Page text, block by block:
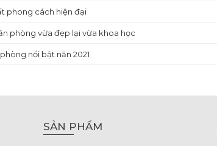
phong cách hiện đại
phòng vừa đẹp lại vừa khoa học
nổi bật năn 2021
SẢN PHẨM